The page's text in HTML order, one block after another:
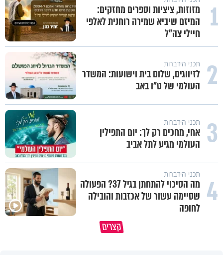
1
מזוזות, ציציות וספרים מחזקים:
המיזם שיביא שמירה רוחנית לאלפי
חיילי צה"ל
2 תכני הידברות
לזיווגים, שלום בית וישועות: המשדר
העולמי של ט"ו באב
3 תכני הידברות
אחי, מחכים רק לך: יום התפילין
העולמי מגיע לתל אביב
4 תכני הידברות
מה הסיכוי להתחתן בגיל 37? הפעולה
שסיימה עשור של אכזבות והובילה
לחופה
קצרים
השכבה הקפואה ששומרת עלינו